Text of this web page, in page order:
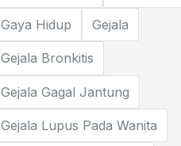
Gaya Hidup Gejala
Gejala Bronkitis
Gejala Gagal Jantung
Gejala Lupus Pada Wanita